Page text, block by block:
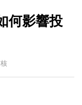
何影響投